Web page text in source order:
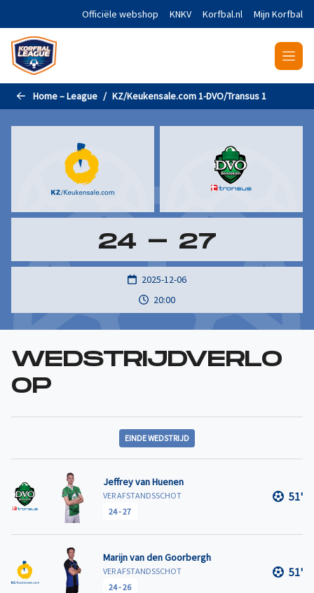
Naar de hoofdinhoud gaanOfficiële webshop KNKV Korfbal.nl Mijn Korfbal
Home – League KZ/Keukensale.com 1-DVO/Transus 1
24 - 27
2025-12-06
20:00
WEDSTRIJDVERLO
OP
EINDE WEDSTRIJD
Jeffrey van Huenen
VER AFSTANDSSCHOT
24-27
51'
Marijn van den Goorbergh
VER AFSTANDSSCHOT
24-26
51'